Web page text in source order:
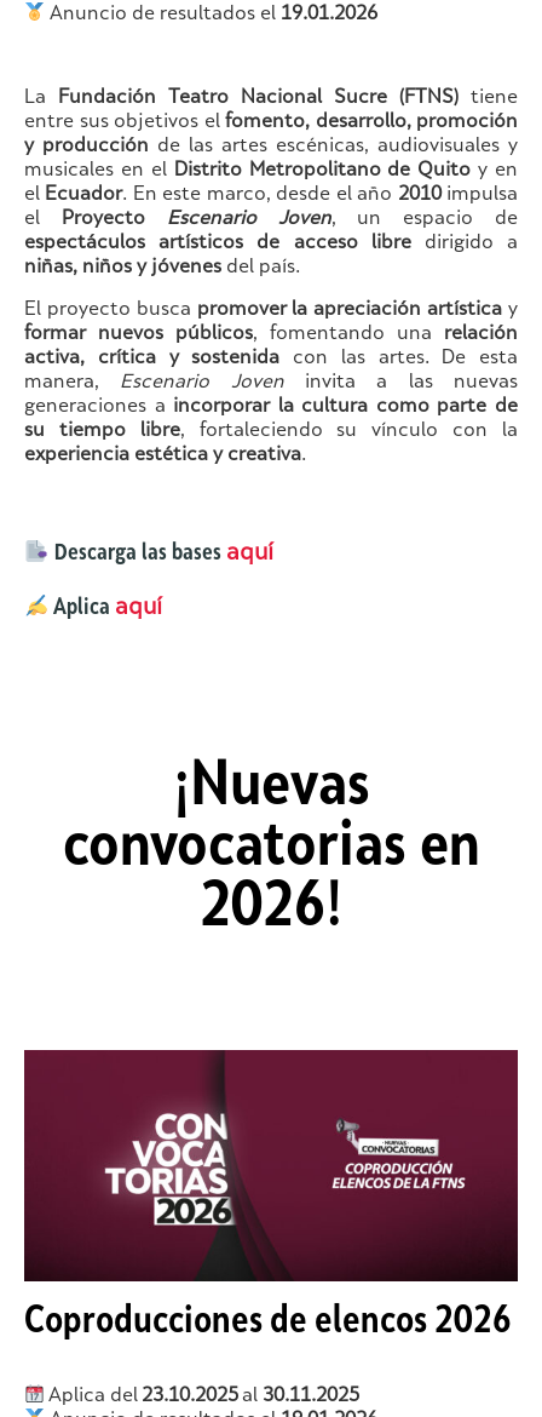
Anuncio de resultados el 19.01.2026
La Fundación Teatro Nacional Sucre (FTNS) tiene
entre sus objetivos el fomento, desarrollo, promoción
y producción de las artes escénicas, audiovisuales y
musicales en el Distrito Metropolitano de Quito y en
el Ecuador. En este marco, desde el año 2010impulsa
el Proyecto Escenario Joven, un espacio de
espectáculos artísticos de acceso libredirigido a
niñas, niños y jóvenes del país.
El proyecto busca promover la apreciación artística y
formar nuevos públicos, fomentando una relación
activa, crítica y sostenida con las artes. De esta
manera, Escenario Joveninvita a las nuevas
generaciones a incorporar la cultura como parte de
su tiempo libre, fortaleciendo su vínculo con la
experiencia estética y creativa.
Descarga las bases aquí
Aplica aquí
¡Nuevas
convocatorias en
2026!
Coproducciones de elencos 2026
Aplica del 23.10.2025 al 30.11.2025